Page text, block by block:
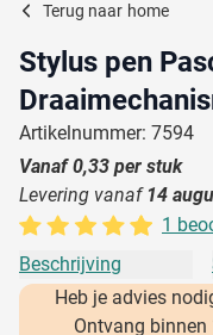
Terug naar home
Stylus pen
Artikelnummer: 7594
Vanaf0,33 per stuk
Levering vanaf 14
1
Beschrijving
Heb je advies
Ontvang